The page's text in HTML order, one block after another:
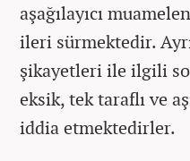
aşağılayıcı
ileri sürmektedir.
şikayetleri ile ilgili
eksik, tek taraflı ve
iddia etmektedirler.